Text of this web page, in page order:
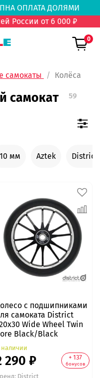
ОПЛАТА
России от 6 000 ₽
0
самокаты Колёса
самокат 59
мм Aztek District
с подшипниками
самоката District
Wide Wheel Twin
Black/Black
наличии
290 ₽ + 137
бонусов
District